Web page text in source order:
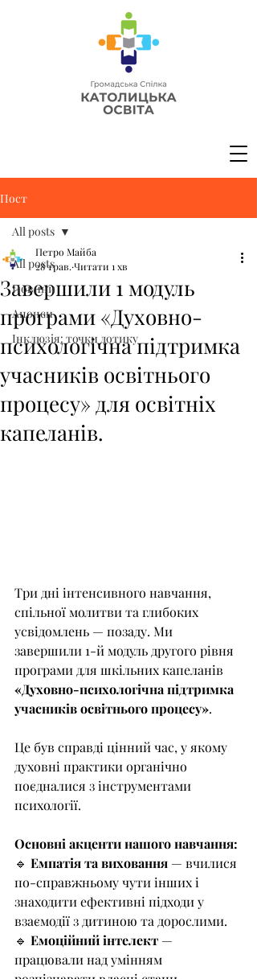
Пост
All posts
Новини
Анонси
Інклюзія: точки дотику
All posts
Завершили 1 модуль
програми «Духовно-
психологічна підтримка
учасників освітнього
процесу» для освітніх
капеланів.
Петро Майба
28 трав. Читати 1 хв
Три дні інтенсивного навчання,
спільної молитви та глибоких
усвідомлень — позаду. Ми
завершили 1-й модуль другого рівня
програми для шкільних капеланів
«Духовно-психологічна підтримка
учасників освітнього процесу».
Це був справді цінний час, у якому
духовні практики органічно
поєдналися з інструментами
психології.
Основні акценти нашого навчання:
🔹 Емпатія та виховання — вчилися
по-справжньому чути інших і
знаходити ефективні підходи у
взаємодії з дитиною та дорослими.
🔹 Емоційний інтелект —
працювали над умінням